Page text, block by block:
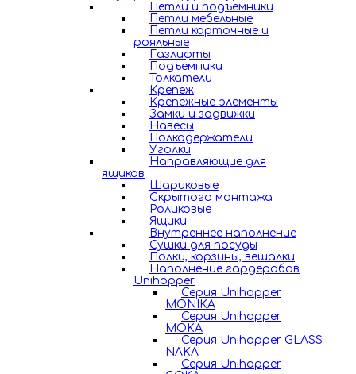
Петли и подъемники
Петли мебельные
Петли карточные и
рояльные
Газлифты
Подъемники
Толкатели
Крепеж
Крепежные элементы
Замки и задвижки
Навесы
Полкодержатели
Уголки
Направляющие для
ящиков
Шариковые
Скрытого монтажа
Роликовые
Ящики
Внутреннее наполнение
Сушки для посуды
Полки, корзины, вешалки
Наполнение гардеробов
Unihopper
Серия Unihopper
MONIKA
Серия Unihopper
MOKA
Серия Unihopper GLASS
NAKA
Серия Unihopper